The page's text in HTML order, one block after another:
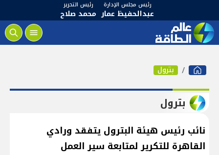
رئيس مجلس الإدارة
عبدالحفيظ عمار
رئيس التحرير
محمد صلاح
بترول
بترول
نائب رئيس هيئة البترول يتفقد ورادي
القاهرة للتكرير لمتابعة سير العمل